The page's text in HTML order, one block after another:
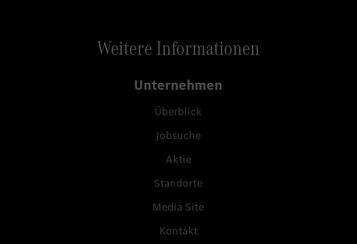
Weitere Informationen
Unternehmen
Überblick
Jobsuche
Aktie
Standorte
Media Site
Kontakt